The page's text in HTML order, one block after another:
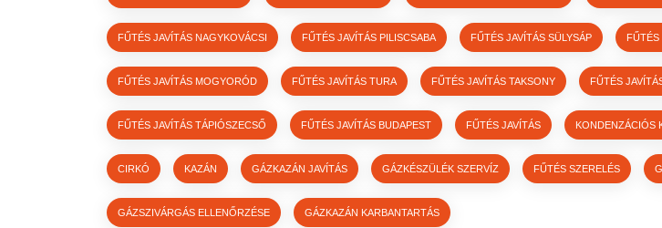
FŰTÉS JAVÍTÁS NAGYKOVÁCSI FŰTÉS JAVÍTÁS PILISCSABA FŰTÉS JAVÍTÁS SÜLYSÁP FŰTÉS
FŰTÉS JAVÍTÁS MOGYORÓD FŰTÉS JAVÍTÁS TURA FŰTÉS JAVÍTÁS TAKSONY FŰTÉS
FŰTÉS JAVÍTÁS TÁPIÓSZECSŐ FŰTÉS JAVÍTÁS BUDAPEST FŰTÉS JAVÍTÁS KONDENZÁCIÓS
CIRKÓ KAZÁN GÁZKAZÁN JAVÍTÁS GÁZKÉSZÜLÉK SZERVÍZ FŰTÉS SZERELÉS
GÁZSZIVÁRGÁS ELLENŐRZÉSE GÁZKAZÁN KARBANTARTÁS